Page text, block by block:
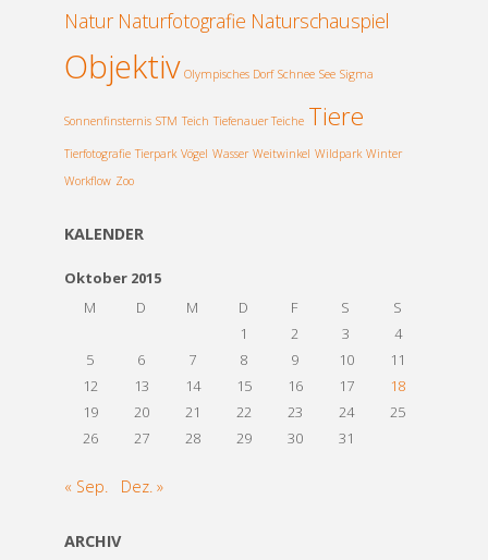
Natur Naturfotografie Naturschauspiel
Objektiv Olympisches Dorf Schnee See Sigma
Sonnenfinsternis STM Teich Tiefenauer Teiche Tiere
Tierfotografie Tierpark Vögel Wasser Weitwinkel Wildpark Winter
Workflow Zoo
KALENDER
Oktober 2015
M
D M D F S
S
1
2 3
4
5
6 7 8 9 10
11
12
13 14 15 16 17
18
19
20 21 22 23 24
25
26
27 28 29 30 31
« Sep. Dez. »
ARCHIV